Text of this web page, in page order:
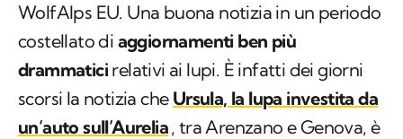
WolfAlps EU. Una buona notizia in un periodo
costellato di aggiornamenti ben più
drammatici relativi ai lupi. È infatti dei giorni
scorsi la notizia che Ursula, la lupa investita da
un’auto sull’Aurelia, tra Arenzano e Genova, è